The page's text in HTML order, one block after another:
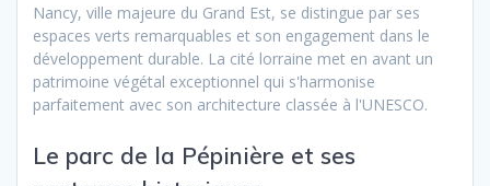
Nancy, ville majeure du Grand Est, se distingue par ses
espaces verts remarquables et son engagement dans le
développement durable. La cité lorraine met en avant un
patrimoine végétal exceptionnel qui s'harmonise
parfaitement avec son architecture classée à l'UNESCO.
Le parc de la Pépinière et ses